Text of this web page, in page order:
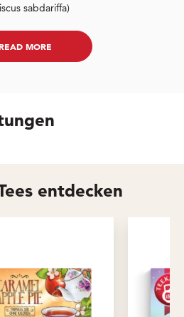
sabdariffa)
MORE
entdecken